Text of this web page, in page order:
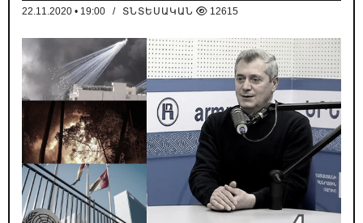
22.11.2020 • 19:00 / ՏՆՏԵՍԱԿԱՆ 12615